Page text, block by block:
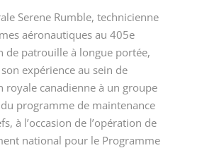
Serene Rumble, technicienne
aéronautiques au 405e
de patrouille à longue portée,
expérience au sein de
royale canadienne à un groupe
du programme de maintenance
à l’occasion de l’opération de
national pour le Programme